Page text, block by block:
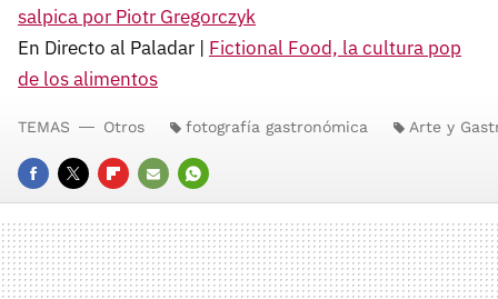
salpica por Piotr Gregorczyk
En Directo al Paladar | Fictional Food, la cultura pop
de los alimentos
FACEBOOK
TWITTERFLIPBOARD
E-
MAIL
WHATSAPP
TEMAS Otros fotografía gastronómica Arte y